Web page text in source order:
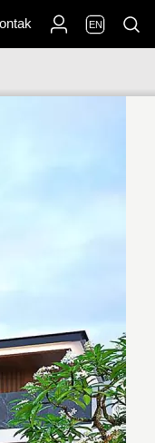
EN